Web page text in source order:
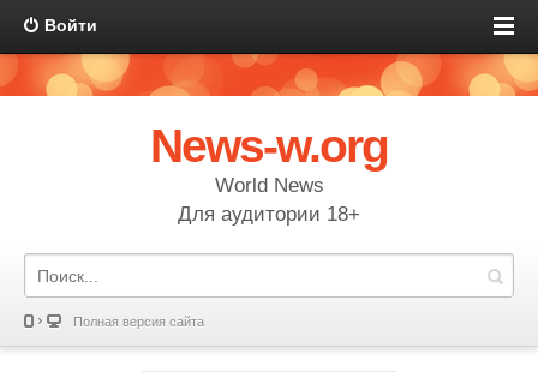
Войти
News-w.org
World News
Для аудитории 18+
Полная версия сайта